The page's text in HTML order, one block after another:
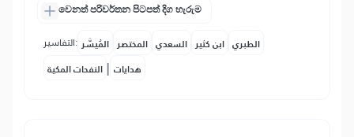
වෙනත් පරිවර්තන පිටපත් දිග හැරුම
التفاسير: المُيسَّر المختصر السعدي ابن كثير الطبري
النفحات المكية | هدايات